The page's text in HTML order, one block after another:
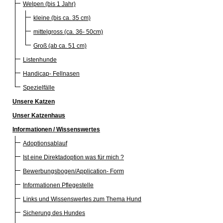
Welpen (bis 1 Jahr)
kleine (bis ca. 35 cm)
mittelgross (ca. 36- 50cm)
Groß (ab ca. 51 cm)
Listenhunde
Handicap- Fellnasen
Spezielfälle
Unsere Katzen
Unser Katzenhaus
Informationen / Wissenswertes
Adoptionsablauf
Ist eine Direktadoption was für mich ?
Bewerbungsbogen/Application- Form
Informationen Pflegestelle
Links und Wissenswertes zum Thema Hund
Sicherung des Hundes